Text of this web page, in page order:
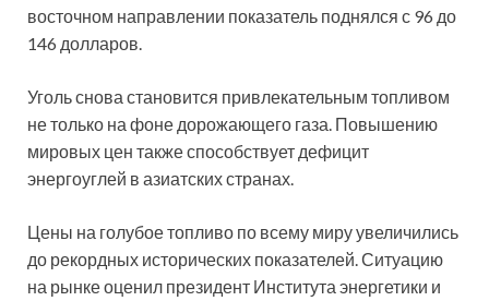
восточном направлении показатель поднялся с 96 до
146 долларов.
Уголь снова становится привлекательным топливом
не только на фоне дорожающего газа. Повышению
мировых цен также способствует дефицит
энергоуглей в азиатских странах.
Цены на голубое топливо по всему миру увеличились
до рекордных исторических показателей. Ситуацию
на рынке оценил президент Института энергетики и